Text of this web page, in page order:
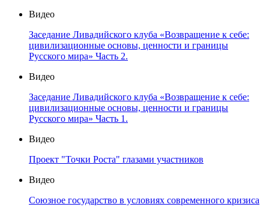
Видео
Заседание Ливадийского клуба «Возвращение к себе:
цивилизационные основы, ценности и границы
Русского мира» Часть 2.
Видео
Заседание Ливадийского клуба «Возвращение к себе:
цивилизационные основы, ценности и границы
Русского мира» Часть 1.
Видео
Проект "Точки Роста" глазами участников
Видео
Союзное государство в условиях современного кризиса